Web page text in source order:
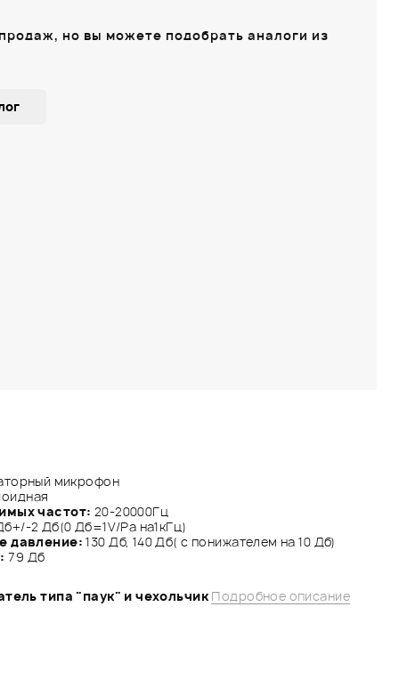
микрофон
частот: 20-20000Гц
2 Дб(0 Дб=1V/Pa на1кГц)
давление: 130 Дб, 140 Дб( с понижателем на 10 Дб)
79 Дб
типа "паук" и чехольчик Подробное описание
но вы можете подобрать аналоги из